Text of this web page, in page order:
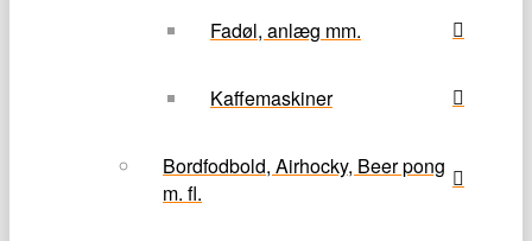
Fadøl, anlæg mm.
Kaffemaskiner
Bordfodbold, Airhocky, Beer pong
m. fl.